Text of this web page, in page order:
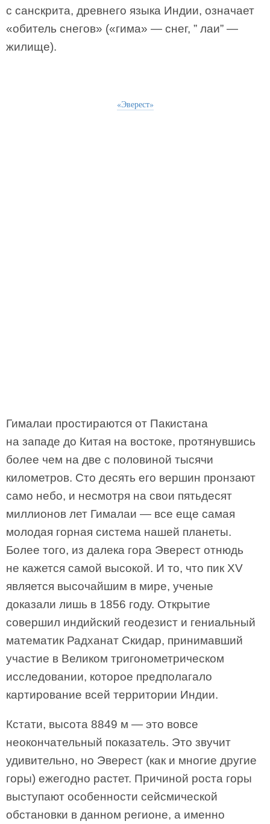
с санскрита, древнего языка Индии, означает
«обитель снегов» («гима» — снег, ” лаи” —
жилище).
«Эверест»
Гималаи простираются от Пакистана
на западе до Китая на востоке, протянувшись
более чем на две с половиной тысячи
километров. Сто десять его вершин пронзают
само небо, и несмотря на свои пятьдесят
миллионов лет Гималаи — все еще самая
молодая горная система нашей планеты.
Более того, из далека гора Эверест отнюдь
не кажется самой высокой. И то, что пик XV
является высочайшим в мире, ученые
доказали лишь в 1856 году. Открытие
совершил индийский геодезист и гениальный
математик Радханат Скидар, принимавший
участие в Великом тригонометрическом
исследовании, которое предполагало
картирование всей территории Индии.
Кстати, высота 8849 м — это вовсе
неокончательный показатель. Это звучит
удивительно, но Эверест (как и многие другие
горы) ежегодно растет. Причиной роста горы
выступают особенности сейсмической
обстановки в данном регионе, а именно